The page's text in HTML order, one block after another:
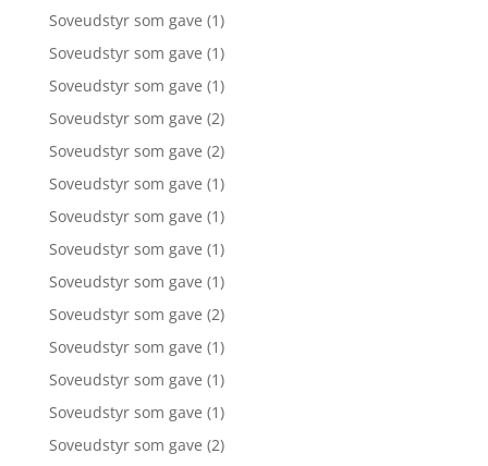
Soveudstyr som gave (1)
Soveudstyr som gave (1)
Soveudstyr som gave (1)
Soveudstyr som gave (2)
Soveudstyr som gave (2)
Soveudstyr som gave (1)
Soveudstyr som gave (1)
Soveudstyr som gave (1)
Soveudstyr som gave (1)
Soveudstyr som gave (2)
Soveudstyr som gave (1)
Soveudstyr som gave (1)
Soveudstyr som gave (1)
Soveudstyr som gave (2)